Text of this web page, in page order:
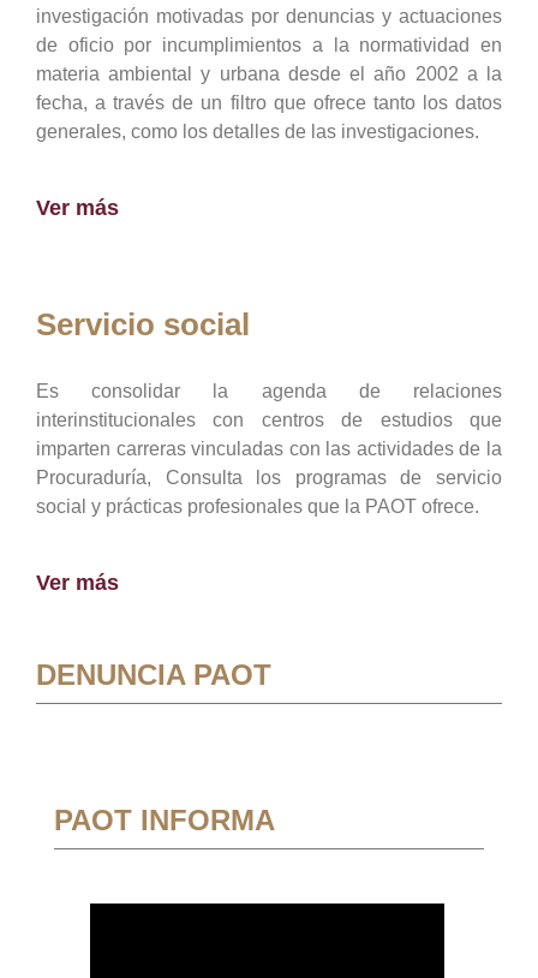
investigación motivadas por denuncias y actuaciones
de oficio por incumplimientos a la normatividad en
materia ambiental y urbana desde el año 2002 a la
fecha, a través de un filtro que ofrece tanto los datos
generales, como los detalles de las investigaciones.
Ver más
Servicio social
Es consolidar la agenda de relaciones
interinstitucionales con centros de estudios que
imparten carreras vinculadas con las actividades de la
Procuraduría, Consulta los programas de servicio
social y prácticas profesionales que la PAOT ofrece.
Ver más
DENUNCIA PAOT
PAOT INFORMA